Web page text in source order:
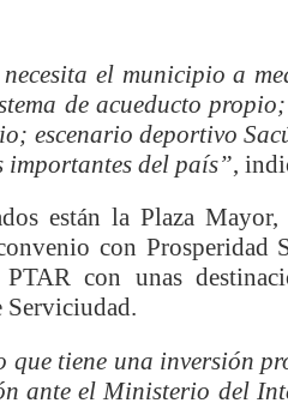
vulnerable en Tuluá tendrá
hacia una ruta definitiva
Cartagena avanza en
con resultados en salud
el municipio a
de acueducto
escenario deportivo
importantes del país”,
están la Plaza
con Prosperidad
con unas
tiene una inversión
ante el Ministerio del